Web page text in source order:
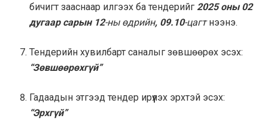
бичигт зааснаар илгээх ба тендерийг 2025 оны 02
дугаар сарын 12-ны өдрийн, 09.10-цагтнээнэ.
Тендерийн хувилбарт саналыг зөвшөөрөх эсэх:
“Зөвшөөрөхгүй”
Гадаадын этгээд тендер ирүүлэх эрхтэй эсэх:
“Эрхгүй”